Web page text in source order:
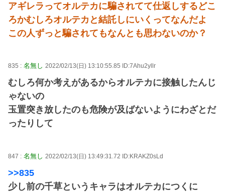
アギレラってオルテカに騙されてて仕返しするどこ
ろかむしろオルテカと結託しにいくってなんだよ
この人ずっと騙されてもなんとも思わないのか？
835 : 名無し 2022/02/13(日) 13:10:55.85 ID:7Ahu2yllr
むしろ何か考えがあるからオルテカに接触したんじ
ゃないの
玉置突き放したのも危険が及ばないようにわざとだ
ったりして
847 : 名無し 2022/02/13(日) 13:49:31.72 ID:KRAKZ0sLd
>>835
少し前の千草というキャラはオルテカにつくに